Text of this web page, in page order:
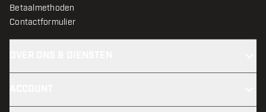
Betaalmethoden
Contactformulier